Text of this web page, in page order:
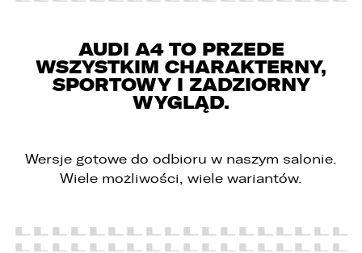
AUDI A4 TO PRZEDE
WSZYSTKIM CHARAKTERNY,
SPORTOWY I ZADZIORNY
WYGLĄD.
Wersje gotowe do odbioru w naszym salonie.
Wiele możliwości, wiele wariantów.
W porównywarce mogą znajdować się
Wybierz gdzie chcesz udostępnić ofertę.